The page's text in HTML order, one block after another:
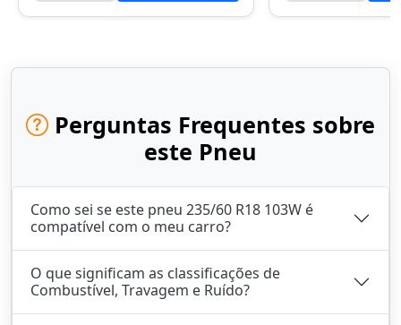
Perguntas Frequentes sobre
este Pneu
Como sei se este pneu 235/60 R18 103W é
compatível com o meu carro?
O que significam as classificações de
Combustível, Travagem e Ruído?